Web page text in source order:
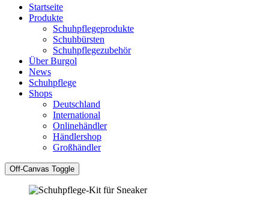
Startseite
Produkte
Schuhpflegeprodukte
Schuhbürsten
Schuhpflegezubehör
Über Burgol
News
Schuhpflege
Shops
Deutschland
International
Onlinehändler
Händlershop
Großhändler
Off-Canvas Toggle